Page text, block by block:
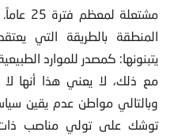
المنطقة بالطريقة التي
يتبنونها: كمصدر للموارد
مع ذلك، لا يعني هذا أنها لا
وبالتالي مواطن عدم يقين
توشك على تولي مناصب